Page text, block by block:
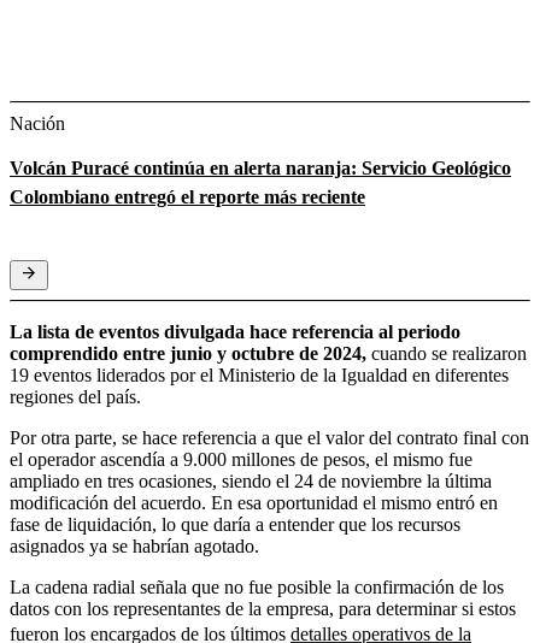
Nación
Volcán Puracé continúa en alerta naranja: Servicio Geológico
Colombiano entregó el reporte más reciente
La lista de eventos divulgada hace referencia al periodo
comprendido entre junio y octubre de 2024, cuando se realizaron
19 eventos liderados por el Ministerio de la Igualdad en diferentes
regiones del país.
Por otra parte, se hace referencia a que el valor del contrato final con
el operador ascendía a 9.000 millones de pesos, el mismo fue
ampliado en tres ocasiones, siendo el 24 de noviembre la última
modificación del acuerdo. En esa oportunidad el mismo entró en
fase de liquidación, lo que daría a entender que los recursos
asignados ya se habrían agotado.
La cadena radial señala que no fue posible la confirmación de los
datos con los representantes de la empresa, para determinar si estos
fueron los encargados de los últimos detalles operativos de la